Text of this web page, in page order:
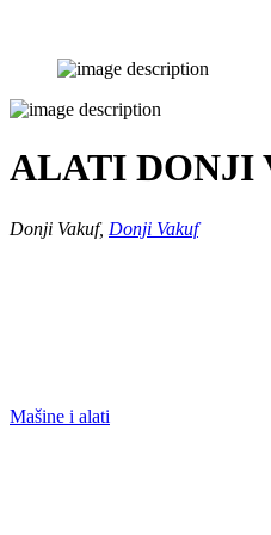
ALATI DONJI
Donji Vakuf, Donji Vakuf
Mašine i alati